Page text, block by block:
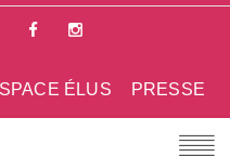
PRESSE
ÉLUS